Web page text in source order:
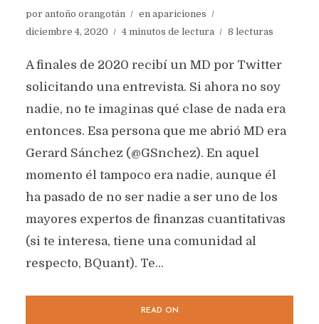
por antoño orangotán en apariciones
diciembre 4, 2020
4 minutos de lectura 8 lecturas
A finales de 2020 recibí un MD por Twitter
solicitando una entrevista. Si ahora no soy
nadie, no te imaginas qué clase de nada era
entonces. Esa persona que me abrió MD era
Gerard Sánchez (@GSnchez). En aquel
momento él tampoco era nadie, aunque él
ha pasado de no ser nadie a ser uno de los
mayores expertos de finanzas cuantitativas
(si te interesa, tiene una comunidad al
respecto, BQuant). Te...
READ ON